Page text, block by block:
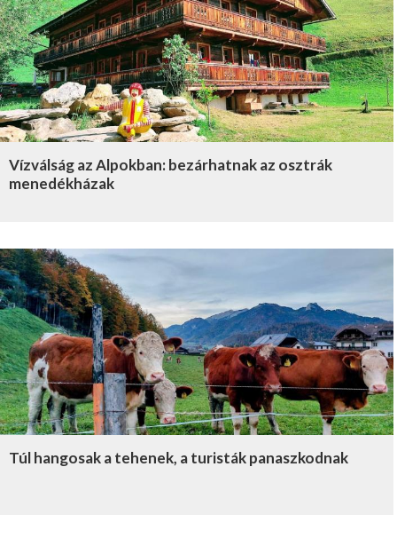
Vízválság az Alpokban: bezárhatnak az osztrák
menedékházak
Túl hangosak a tehenek, a turisták panaszkodnak